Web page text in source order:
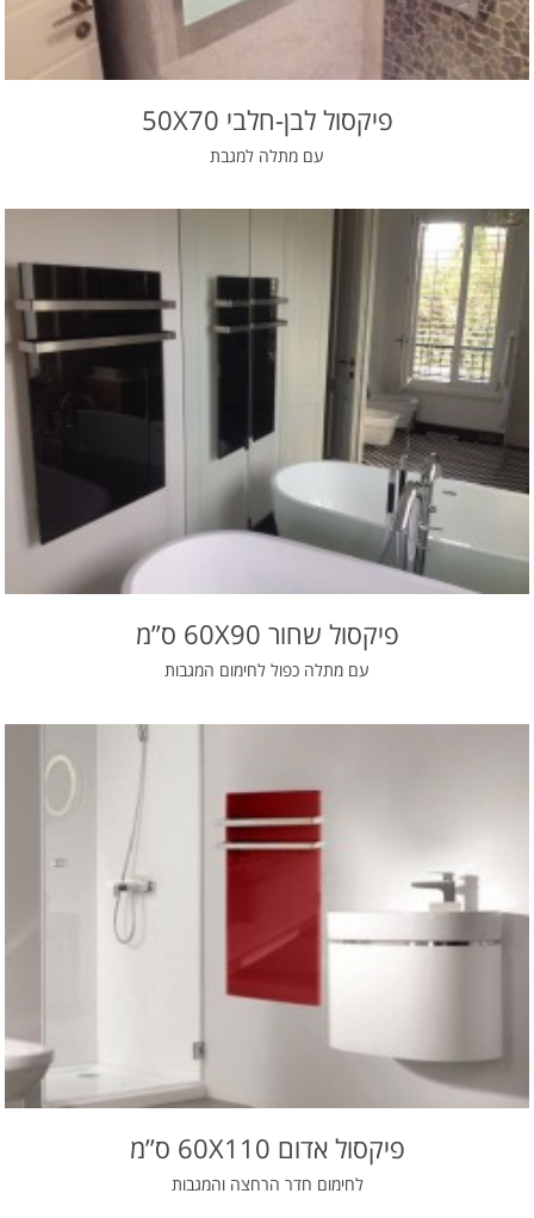
פיקסול לבן-חלבי 50X70
עם מתלה למגבת
פיקסול שחור 60X90 ס”מ
עם מתלה כפול לחימום המגבות
פיקסול אדום 60X110 ס”מ
לחימום חדר הרחצה והמגבות